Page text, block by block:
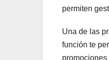
permiten
Una de las
función te